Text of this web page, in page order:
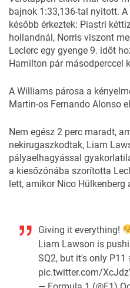
bajnok 1:33,136-tal nyitott.
később érkeztek: Piastri
hollandnál, Norris viszont
Leclerc egy gyenge 9. időt
Hamilton pár másodperccel
A Williams párosa a
Martin-os Fernando Alonso
Nem egész 2 perc maradt,
nekirugaszkodtak, Liam
pályaelhagyással
a kiesőzónába szorította
lett, amikor Nico Hülkenberg
Giving it everything!
Liam Lawson is
SQ2, but it's only P11
pic.twitter.com/